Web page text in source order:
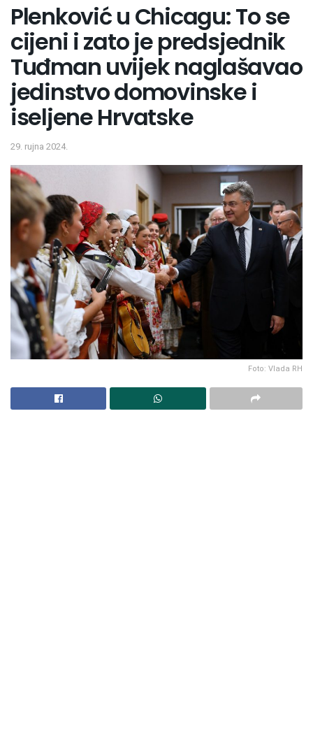
Plenković u Chicagu: To se
cijeni i zato je predsjednik
Tuđman uvijek naglašavao
jedinstvo domovinske i
iseljene Hrvatske
29. rujna 2024.
Foto: Vlada RH